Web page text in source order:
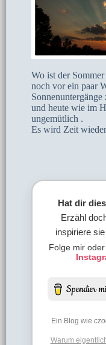
Wo ist der
noch vor ein paar
und heute wie im
ungemütlich .
Es wird Zeit
Hat dir
Erzähl
inspiriere
Folge mir
Ein Blog wie
Warum